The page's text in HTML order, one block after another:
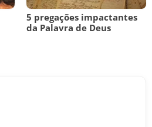
5 pregações impactantes
da Palavra de Deus